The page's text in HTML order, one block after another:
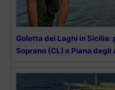
Goletta dei Laghi in Sicilia:
Soprano (CL) e Piana degli